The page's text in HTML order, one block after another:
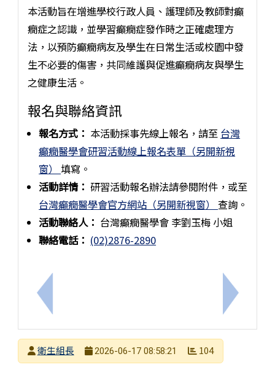
上一筆：本局辦理115年度文化中心親子性教育講座
本活動旨在增進學校行政人員、護理師及教師對癲
癇症之認識，並學習癲癇症發作時之正確處理方
法，以預防癲癇病友及學生在日常生活或校園中發
生不必要的傷害，共同維護與促進癲癇病友與學生
之健康生活。
報名與聯絡資訊
報名方式： 本活動採事先線上報名，請至 台灣
癲癇醫學會研習活動線上報名表單（另開新視
窗） 填寫。
活動詳情： 研習活動報名辦法請參閱附件，或至
台灣癲癇醫學會官方網站（另開新視窗） 查詢。
活動聯絡人： 台灣癲癇醫學會 李劉玉梅 小姐
聯絡電話： (02)2876-2890
下一筆：
發布者
衛生組長
2026-06-17 08:58:21 104